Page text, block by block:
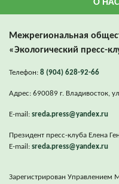
О НАС
Межрегиональная
«Экологический пресс-
Телефон: 8 (904) 628-92-66
Адрес: 690089 г. Владивосток,
E-mail: sreda.press@yandex.ru
Президент пресс-клуба Елена
E-mail: sreda.press@yandex.ru
Зарегистрирован Управлением